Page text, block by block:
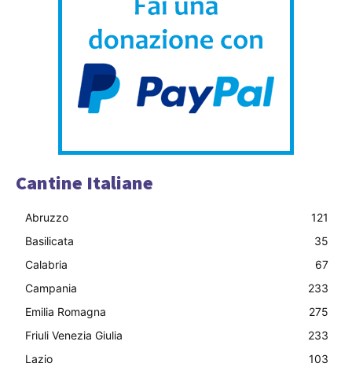
Cantine Italiane
Abruzzo
121
Basilicata
35
Calabria
67
Campania
233
Emilia Romagna
275
Friuli Venezia Giulia
233
Lazio
103